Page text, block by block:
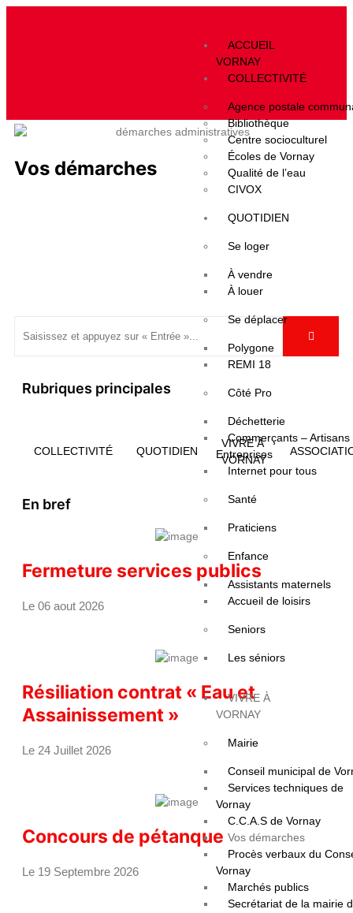
ACCUEIL
VORNAY
COLLECTIVITÉ
Agence postale
Bibliothèque
Centre socioculturel
Écoles de Vornay
Qualité de l’eau
CIVOX
QUOTIDIEN
Se loger
À vendre
À louer
Se déplacer
Polygone
REMI 18
Côté Pro
Déchetterie
Commerçants – Artisans
Entreprises
Internet pour tous
Santé
Praticiens
Enfance
Assistants maternels
Accueil de loisirs
Seniors
Les séniors
VIVRE À
VORNAY
Mairie
Conseil municipal de
Services techniques de
Vornay
C.C.A.S de Vornay
Vos démarches
Procès verbaux du
Vornay
Marchés publics
Secrétariat de la mairie
Vos démarches
Rubriques principales
COLLECTIVITÉ QUOTIDIEN
VIVRE À
VORNAY
En bref
Fermeture services publics
Le 06 aout 2026
Résiliation contrat « Eau et
Assainissement »
Le 24 Juillet 2026
Concours de pétanque
Le 19 Septembre 2026